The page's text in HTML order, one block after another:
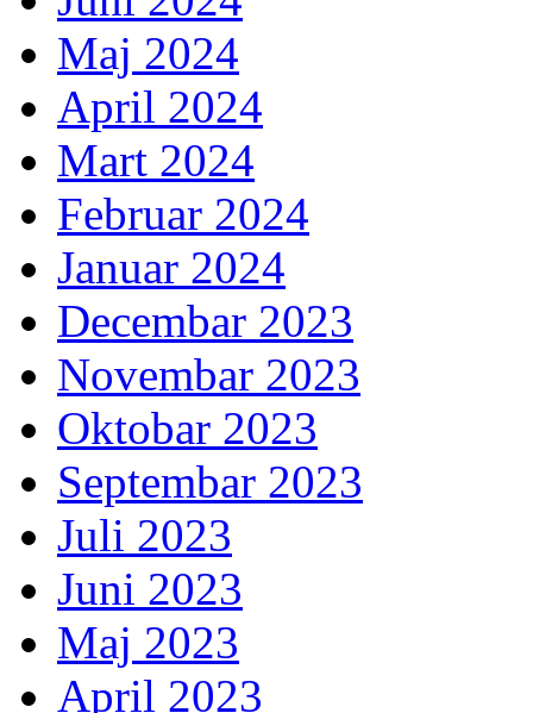
Maj 2024
April 2024
Mart 2024
Februar 2024
Januar 2024
Decembar 2023
Novembar 2023
Oktobar 2023
Septembar 2023
Juli 2023
Juni 2023
Maj 2023
April 2023